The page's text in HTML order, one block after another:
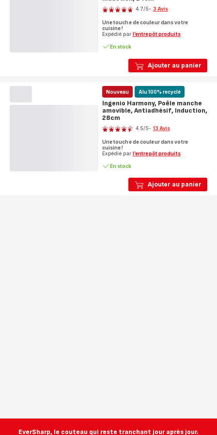
Ajouter au panier
4.7/5- 3 Avis
Une touche de couleur dans votre
cuisine !
Expédié par l’entrepôt produits
En stock
Ajouter au panier
Nouveau Alu 100% recyclé
Ingenio Harmony, Poêle manche
amovible, Antiadhésif, Induction,
28cm
Note
4.5/5- 13 Avis
Une touche de couleur dans votre
cuisine !
Expédié par l’entrepôt produits
En stock
EverSharp, le couteau qui reste tranchant jour après jour.